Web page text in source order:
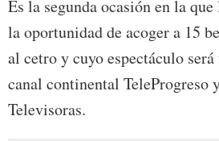
Es la segunda ocasión en la
la oportunidad de acoger a 15
al cetro y cuyo espectáculo
canal continental TeleProgreso
Televisoras.